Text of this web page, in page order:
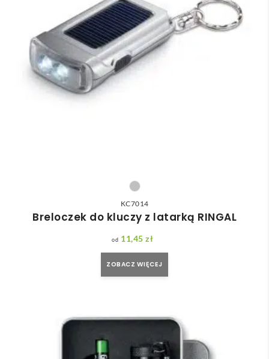
KC7014
Breloczek do kluczy z latarką RINGAL
11,45zł
ZOBACZ WIĘCEJ